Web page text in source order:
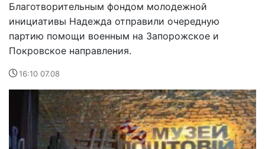
Благотворительным фондом молодежной
инициативы Надежда отправили очередную
партию помощи военным на Запорожское и
Покровское направления.
16:10 07.08